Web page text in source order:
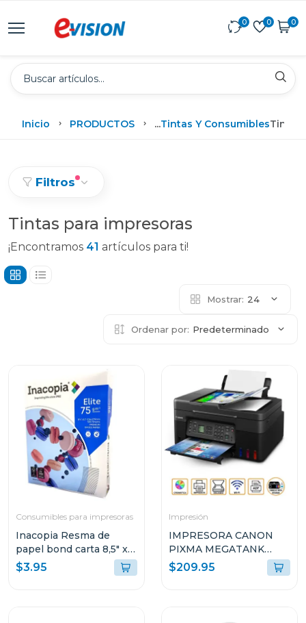
0 0 0
Inicio PRODUCTOS ...Tintas Y ConsumiblesTintas
Filtros
Tintas para impresoras
¡Encontramos 41 artículos para ti!
Mostrar: 24
Ordenar por: Predeterminado
Consumibles para impresoras
Inacopia Resma de
papel bond carta 8,5" x
11" elite 75 500 hojas 20
lb
$3.95
Impresión
IMPRESORA CANON
PIXMA MEGATANK
INALÁMBRICA
MULTIFUNCIONAL G417
$209.95